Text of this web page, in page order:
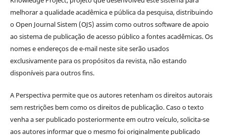
melhorar a qualidade acadêmica e pública da pesquisa, distribuindo
o Open Journal Sistem (OJS) assim como outros software de apoio
ao sistema de publicação de acesso público a fontes acadêmicas. Os
nomes e endereços de e-mail neste site serão usados
exclusivamente para os propósitos da revista, não estando
disponíveis para outros fins.
A Perspectiva permite que os autores retenham os direitos autorais
sem restrições bem como os direitos de publicação. Caso o texto
venha a ser publicado posteriormente em outro veículo, solicita-se
aos autores informar que o mesmo foi originalmente publicado